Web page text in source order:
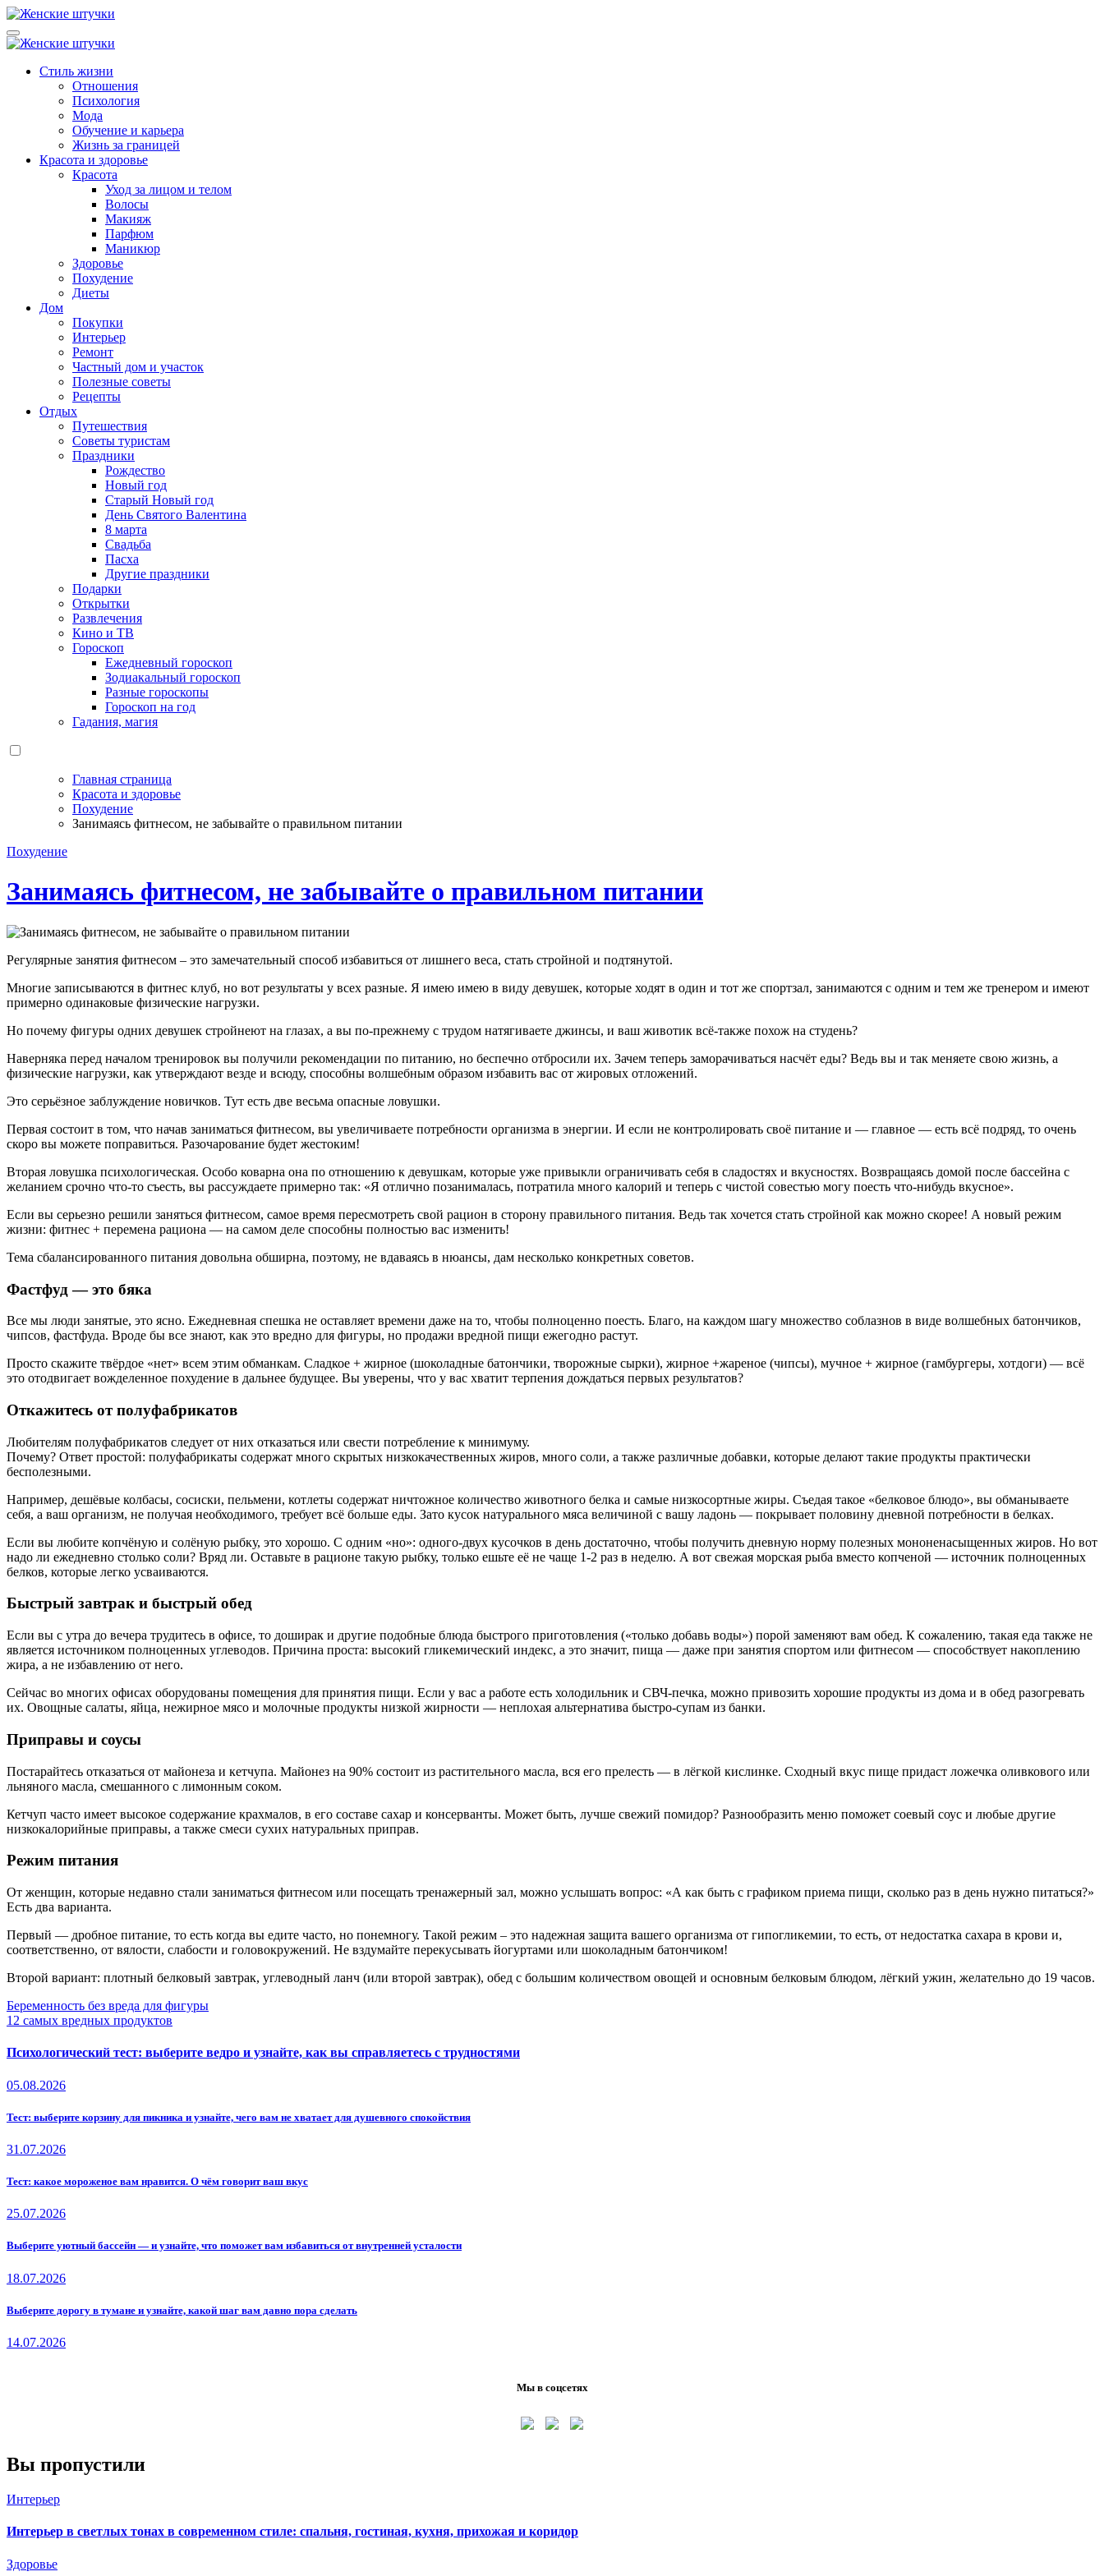
Перейти
к
содержанию
Lady from Russia
Женский журнал: Как быть счастливой и красивой - Ледифромраша
Женский журнал: Как быть счастливой и красивой - Ледифромраша
Стиль жизни
Отношения
Психология
Мода
Обучение и карьера
Жизнь за границей
Красота и здоровье
Красота
Уход за лицом и телом
Волосы
Макияж
Парфюм
Маникюр
Здоровье
Похудение
Диеты
Дом
Покупки
Интерьер
Ремонт
Частный дом и участок
Полезные советы
Рецепты
Отдых
Путешествия
Советы туристам
Праздники
Рождество
Новый год
Старый Новый год
День Святого Валентина
8 марта
Свадьба
Пасха
Другие праздники
Подарки
Открытки
Развлечения
Кино и ТВ
Гороскоп
Ежедневный гороскоп
Зодиакальный гороскоп
Разные гороскопы
Гороскоп на год
Гадания, магия
Главная страница
Красота и здоровье
Похудение
Занимаясь фитнесом, не забывайте о правильном питании
Похудение
Занимаясь фитнесом, не забывайте о правильном питании
Регулярные занятия фитнесом – это замечательный способ избавиться от лишнего веса, стать стройной и подтянутой.
Многие записываются в фитнес клуб, но вот результаты у всех разные. Я имею имею в виду девушек, которые ходят в один и тот же спортзал, занимаются с одним и тем же тренером и имеют
примерно одинаковые физические нагрузки.
Но почему фигуры одних девушек стройнеют на глазах, а вы по-прежнему с трудом натягиваете джинсы, и ваш животик всё-также похож на студень?
Наверняка перед началом тренировок вы получили рекомендации по питанию, но беспечно отбросили их. Зачем теперь заморачиваться насчёт еды? Ведь вы и так меняете свою жизнь, а
физические нагрузки, как утверждают везде и всюду, способны волшебным образом избавить вас от жировых отложений.
Это серьёзное заблуждение новичков. Тут есть две весьма опасные ловушки.
Первая состоит в том, что начав заниматься фитнесом, вы увеличиваете потребности организма в энергии. И если не контролировать своё питание и — главное — есть всё подряд, то очень
скоро вы можете поправиться. Разочарование будет жестоким!
Вторая ловушка психологическая. Особо коварна она по отношению к девушкам, которые уже привыкли ограничивать себя в сладостях и вкусностях. Возвращаясь домой после бассейна с
желанием срочно что-то съесть, вы рассуждаете примерно так: «Я отлично позанималась, потратила много калорий и теперь с чистой совестью могу поесть что-нибудь вкусное».
Если вы серьезно решили заняться фитнесом, самое время пересмотреть свой рацион в сторону правильного питания. Ведь так хочется стать стройной как можно скорее! А новый режим
жизни: фитнес + перемена рациона — на самом деле способны полностью вас изменить!
Тема сбалансированного питания довольна обширна, поэтому, не вдаваясь в нюансы, дам несколько конкретных советов.
Фастфуд — это бяка
Все мы люди занятые, это ясно. Ежедневная спешка не оставляет времени даже на то, чтобы полноценно поесть. Благо, на каждом шагу множество соблазнов в виде волшебных батончиков,
чипсов, фастфуда. Вроде бы все знают, как это вредно для фигуры, но продажи вредной пищи ежегодно растут.
Просто скажите твёрдое «нет» всем этим обманкам. Сладкое + жирное (шоколадные батончики, творожные сырки), жирное +жареное (чипсы), мучное + жирное (гамбургеры, хотдоги) — всё
это отодвигает вожделенное похудение в дальнее будущее. Вы уверены, что у вас хватит терпения дождаться первых результатов?
Откажитесь от полуфабрикатов
Любителям полуфабрикатов следует от них отказаться или свести потребление к минимуму.
Почему? Ответ простой: полуфабрикаты содержат много скрытых низкокачественных жиров, много соли, а также различные добавки, которые делают такие продукты практически
бесполезными.
Например, дешёвые колбасы, сосиски, пельмени, котлеты содержат ничтожное количество животного белка и самые низкосортные жиры. Съедая такое «белковое блюдо», вы обманываете
себя, а ваш организм, не получая необходимого, требует всё больше еды. Зато кусок натурального мяса величиной с вашу ладонь — покрывает половину дневной потребности в белках.
Если вы любите копчёную и солёную рыбку, это хорошо. С одним «но»: одного-двух кусочков в день достаточно, чтобы получить дневную норму полезных мононенасыщенных жиров. Но вот
надо ли ежедневно столько соли? Вряд ли. Оставьте в рационе такую рыбку, только ешьте её не чаще 1-2 раз в неделю. А вот свежая морская рыба вместо копченой — источник полноценных
белков, которые легко усваиваются.
Быстрый завтрак и быстрый обед
Если вы с утра до вечера трудитесь в офисе, то доширак и другие подобные блюда быстрого приготовления («только добавь воды») порой заменяют вам обед. К сожалению, такая еда также не
является источником полноценных углеводов. Причина проста: высокий гликемический индекс, а это значит, пища — даже при занятия спортом или фитнесом — способствует накоплению
жира, а не избавлению от него.
Сейчас во многих офисах оборудованы помещения для принятия пищи. Если у вас а работе есть холодильник и СВЧ-печка, можно привозить хорошие продукты из дома и в обед разогревать
их. Овощные салаты, яйца, нежирное мясо и молочные продукты низкой жирности — неплохая альтернатива быстро-супам из банки.
Приправы и соусы
Постарайтесь отказаться от майонеза и кетчупа. Майонез на 90% состоит из растительного масла, вся его прелесть — в лёгкой кислинке. Сходный вкус пище придаст ложечка оливкового или
льняного масла, смешанного с лимонным соком.
Кетчуп часто имеет высокое содержание крахмалов, в его составе сахар и консерванты. Может быть, лучше свежий помидор? Разнообразить меню поможет соевый соус и любые другие
низкокалорийные приправы, а также смеси сухих натуральных приправ.
Режим питания
От женщин, которые недавно стали заниматься фитнесом или посещать тренажерный зал, можно услышать вопрос: «А как быть с графиком приема пищи, сколько раз в день нужно питаться?»
Есть два варианта.
Первый — дробное питание, то есть когда вы едите часто, но понемногу. Такой режим – это надежная защита вашего организма от гипогликемии, то есть, от недостатка сахара в крови и,
соответственно, от вялости, слабости и головокружений. Не вздумайте перекусывать йогуртами или шоколадным батончиком!
Второй вариант: плотный белковый завтрак, углеводный ланч (или второй завтрак), обед с большим количеством овощей и основным белковым блюдом, лёгкий ужин, желательно до 19 часов.
Навигация
по
записям
Беременность без вреда для фигуры
12 самых вредных продуктов
Психологический тест: выберите ведро и узнайте, как вы справляетесь с трудностями
05.08.2026
Тест: выберите корзину для пикника и узнайте, чего вам не хватает для душевного спокойствия
31.07.2026
Тест: какое мороженое вам нравится. О чём говорит ваш вкус
25.07.2026
Выберите уютный бассейн — и узнайте, что поможет вам избавиться от внутренней усталости
18.07.2026
Выберите дорогу в тумане и узнайте, какой шаг вам давно пора сделать
14.07.2026
Мы в соцсетях
Вы пропустили
Интерьер
Интерьер в светлых тонах в современном стиле: спальня, гостиная, кухня, прихожая и коридор
Здоровье